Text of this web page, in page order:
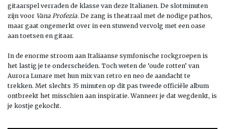
gitaarspel verraden de klasse van deze Italianen. De slotminuten
zijn voor Vana Profezia. De zang is theatraal met de nodige pathos,
maar gaat ongemerkt over in een stuwend vervolg met een oase
aan toetsen en gitaar.
In de enorme stroom aan Italiaanse symfonische rockgroepen is
het lastig je te onderscheiden. Toch weten de ‘oude rotten’ van
Aurora Lunare met hun mix van retro en neo de aandacht te
trekken. Met slechts 35 minuten op dit pas tweede officiële album
ontbreekt het misschien aan inspiratie. Wanneer je dat wegdenkt, is
je kostje gekocht.